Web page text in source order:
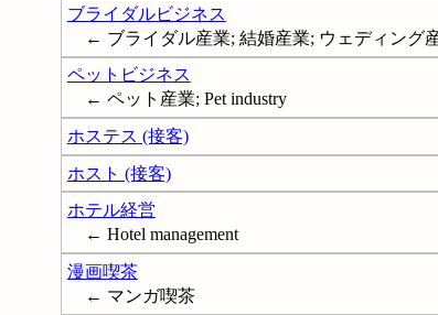
ブライダルビジネス
← ブライダル産業; 結婚産業; ウェディング産
ペットビジネス
← ペット産業; Pet industry
ホステス (接客)
ホスト (接客)
ホテル経営
← Hotel management
漫画喫茶
← マンガ喫茶